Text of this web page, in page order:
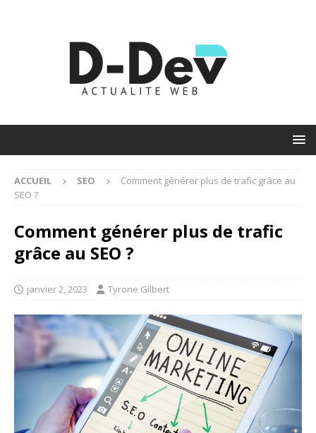
ACCUEIL SEO
Comment générer plus de trafic grâce au
SEO ?
Comment générer plus de trafic
grâce au SEO ?
janvier 2, 2023 Tyrone Gilbert